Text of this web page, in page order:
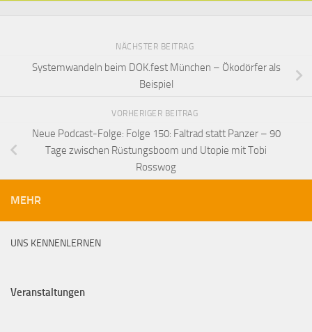
NÄCHSTER BEITRAG
Systemwandeln beim DOK.fest München – Ökodörfer als
Beispiel
VORHERIGER BEITRAG
Neue Podcast-Folge: Folge 150: Faltrad statt Panzer – 90
Tage zwischen Rüstungsboom und Utopie mit Tobi
Rosswog
MEHR
UNS KENNENLERNEN
Veranstaltungen